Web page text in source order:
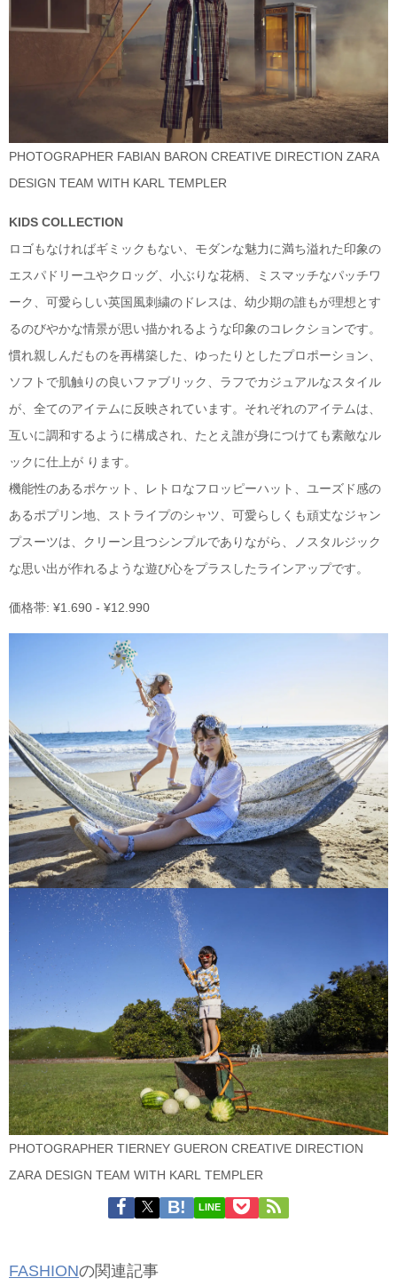
PHOTOGRAPHER FABIAN BARON CREATIVE DIRECTION ZARA
DESIGN TEAM WITH KARL TEMPLER
KIDS COLLECTION
ロゴもなければギミックもない、モダンな魅力に満ち溢れた印象の
エスパドリーユやクロッグ、小ぶりな花柄、ミスマッチなパッチワ
ーク、可愛らしい英国風刺繍のドレスは、幼少期の誰もが理想とす
るのびやかな情景が思い描かれるような印象のコレクションです。
慣れ親しんだものを再構築した、ゆったりとしたプロポーション、
ソフトで肌触りの良いファブリック、ラフでカジュアルなスタイル
が、全てのアイテムに反映されています。それぞれのアイテムは、
互いに調和するように構成され、たとえ誰が身につけても素敵なル
ックに仕上が ります。
機能性のあるポケット、レトロなフロッピーハット、ユーズド感の
あるポプリン地、ストライプのシャツ、可愛らしくも頑丈なジャン
プスーツは、クリーン且つシンプルでありながら、ノスタルジック
な思い出が作れるような遊び心をプラスしたラインアップです。
価格帯: ¥1.690 - ¥12.990
PHOTOGRAPHER TIERNEY GUERON CREATIVE DIRECTION
ZARA DESIGN TEAM WITH KARL TEMPLER
LINE
FASHIONの関連記事